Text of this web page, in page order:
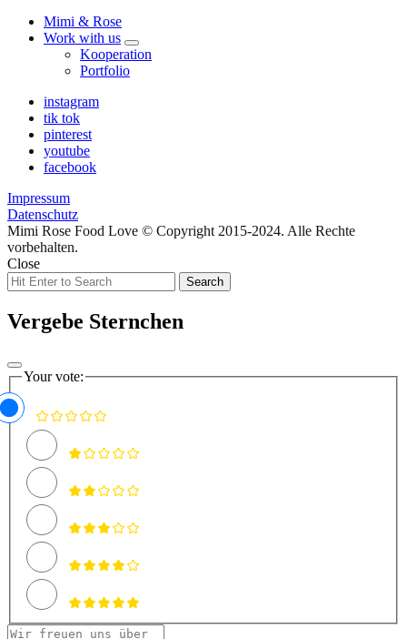
Mimi & Rose
Work with us
expand
child
Kooperation
Portfolio
instagram
tik tok
pinterest
youtube
facebook
Impressum
Datenschutz
Mimi Rose Food Love © Copyright 2015-2024. Alle Rechte
vorbehalten.
Close
Search
for:
Search
Vergebe Sternchen
Your vote: